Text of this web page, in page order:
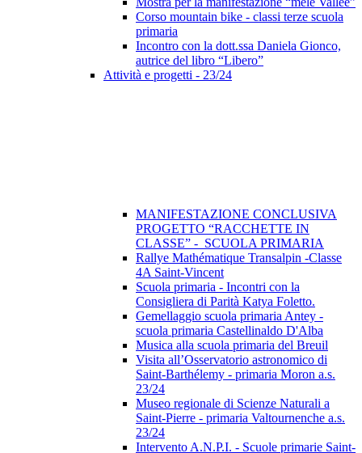
Corso mountain bike - classi terze scuola
primaria
Incontro con la dott.ssa Daniela Gionco,
autrice del libro “Libero”
Attività e progetti - 23/24
MANIFESTAZIONE CONCLUSIVA
PROGETTO “RACCHETTE IN
CLASSE” - SCUOLA PRIMARIA
Rallye Mathématique Transalpin -Classe
4A Saint-Vincent
Scuola primaria - Incontri con la
Consigliera di Parità Katya Foletto.
Gemellaggio scuola primaria Antey -
scuola primaria Castellinaldo D'Alba
Musica alla scuola primaria del Breuil
Visita all’Osservatorio astronomico di
Saint-Barthélemy - primaria Moron a.s.
23/24
Museo regionale di Scienze Naturali a
Saint-Pierre - primaria Valtournenche a.s.
23/24
Intervento A.N.P.I. - Scuole primarie Saint-